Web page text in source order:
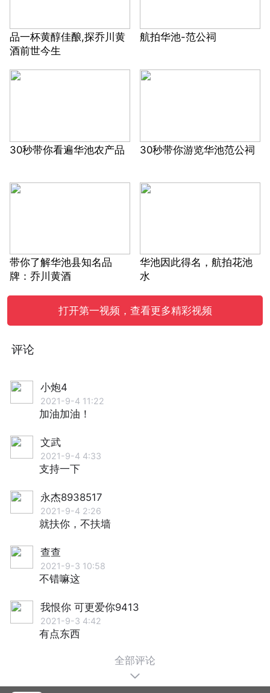
品一杯黄醇佳酿,探乔川黄
酒前世今生
航拍华池-范公祠
30秒带你看遍华池农产品 30秒带你游览华池范公祠
带你了解华池县知名品
牌：乔川黄酒
华池因此得名，航拍花池
水
打开第一视频，查看更多精彩视频
评论
小炮4
2021-9-4 11:22
加油加油！
文武
2021-9-4 4:33
支持一下
永杰8938517
2021-9-4 2:26
就扶你，不扶墙
查查
2021-9-3 10:58
不错嘛这
我恨你 可更爱你9413
2021-9-3 4:42
有点东西
全部评论